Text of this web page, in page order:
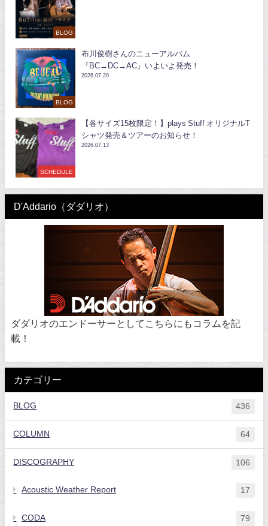
BLOG
BLOG
布川俊樹さんのニューアルバム
『BC→DC→AC』いよいよ発売！
2026.07.20
SCHEDULE
【各サイズ15枚限定！】plays Stuff オリジナルT
シャツ発売＆ツアーのお知らせ！
2026.07.13
D'Addario（ダダリオ）
ダダリオのエンドーサーとしてこちらにもコラムを記
載！
カテゴリー
BLOG 436
COLUMN 64
DISCOGRAPHY 106
Acoustic Weather Report 17
CODA 79